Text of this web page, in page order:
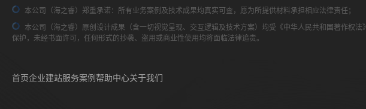
本公司（海之睿）郑重承诺：所有业务案例及技术成果均真实可查，愿为所提供材料承担相应法律责任；
本公司（海之睿）原创设计成果（含一切视觉呈现、交互逻辑及技术方案）均受《中华人民共和国著作权法》
保护，未经书面许可，任何形式的抄袭、盗用或商业性使用均将面临法律追责。
首页企业建站服务案例帮助中心关于我们